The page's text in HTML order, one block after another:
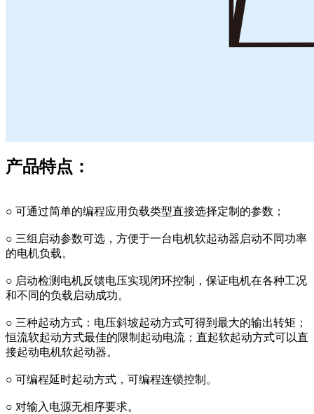
产品特点：
○ 可通过简单的编程应用负载类型直接选择定制的参数；
○ 三组启动参数可选，方便于一台电机软起动器启动不同功率
的电机负载。
○ 启动检测电机反馈电压实现闭环控制，保证电机在各种工况
和不同的负载启动成功。
○ 三种起动方式：电压斜坡起动方式可得到最大的输出转矩；
恒流软起动方式最佳的限制起动电流；直起软起动方式可以直
接起动电机软起动器。
○ 可编程延时起动方式，可编程连锁控制。
○ 对输入电源无相序要求。